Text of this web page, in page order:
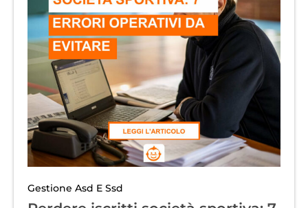
Gestione Asd E Ssd